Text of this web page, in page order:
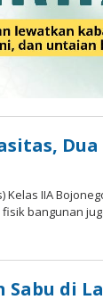
Kelas IIA
bangunan
di